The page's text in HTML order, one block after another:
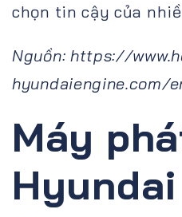
chọn tin cậy của
Nguồn: https://
hyundaiengine.com/
Máy
Hyundai